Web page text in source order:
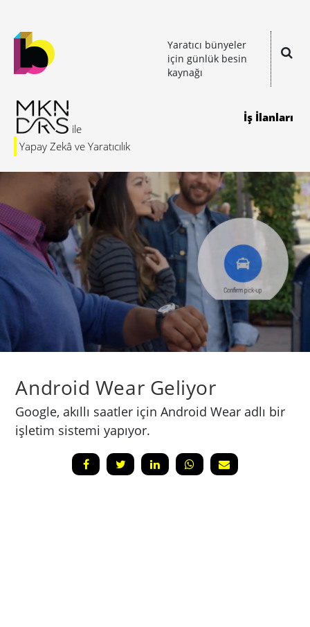
Yaratıcı bünyeler
için günlük besin
kaynağı
Yapay Zekâ ve Yaratıcılık
İş İlanları
Android Wear Geliyor
Google, akıllı saatler için Android Wear adlı bir
işletim sistemi yapıyor.